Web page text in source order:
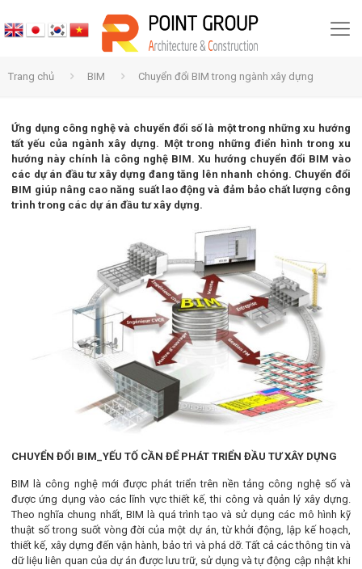
Trang chủ BIM Chuyển đổi BIM trong ngành xây dựng
Ứng dụng công nghệ và chuyển đổi số là một trong những xu hướng
tất yếu của ngành xây dựng. Một trong những điển hình trong xu
hướng này chính là công nghệ BIM. Xu hướng chuyển đổi BIM vào
các dự án đầu tư xây dựng đang tăng lên nhanh chóng. Chuyển đổi
BIM giúp nâng cao năng suất lao động và đảm bảo chất lượng công
trình trong các dự án đầu tư xây dựng.
CHUYỂN ĐỔI BIM_YẾU TỐ CẦN ĐỂ PHÁT TRIỂN ĐẦU TƯ XÂY DỰNG
BIM là công nghệ mới được phát triển trên nền tảng công nghệ số và
được ứng dụng vào các lĩnh vực thiết kế, thi công và quản lý xây dựng.
Theo nghĩa chung nhất, BIM là quá trình tạo và sử dụng các mô hình kỹ
thuật số trong suốt vòng đời của một dự án, từ khởi động, lập kế hoạch,
thiết kế, xây dựng đến vận hành, bảo trì và phá dỡ. Tất cả các thông tin và
dữ liệu liên quan của dự án được lưu trữ, sử dụng và tự động cập nhật khi